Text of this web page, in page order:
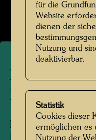
Personen am Foto:
für die
Website
dienen der
Nutzung und
deaktivierbar.
Statistik
Cookies dieser
ermöglichen es
Nutzung der